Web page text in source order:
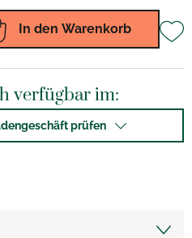
In den Warenkorb
verfügbar im:
prüfen